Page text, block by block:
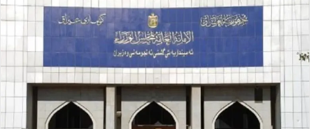
إلكترونيا